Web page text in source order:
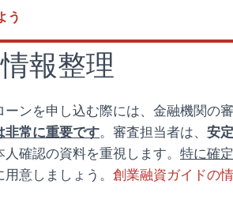
う
報整理
ンを申し込む際には、金融機関の
非常に重要です。審査担当者は、 安
確認の資料を重視します。 特に確
意しましょう。 創業融資ガイドの